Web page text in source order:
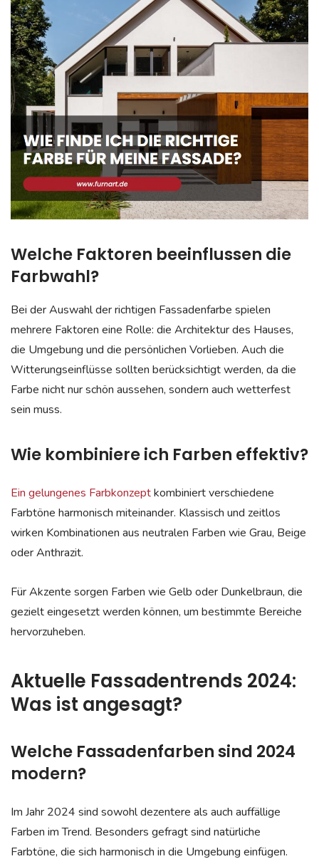
Welche Faktoren beeinflussen die
Farbwahl?
Bei der Auswahl der richtigen Fassadenfarbe spielen
mehrere Faktoren eine Rolle: die Architektur des Hauses,
die Umgebung und die persönlichen Vorlieben. Auch die
Witterungseinflüsse sollten berücksichtigt werden, da die
Farbe nicht nur schön aussehen, sondern auch wetterfest
sein muss.
Wie kombiniere ich Farben effektiv?
Ein gelungenes Farbkonzeptkombiniert verschiedene
Farbtöne harmonisch miteinander. Klassisch und zeitlos
wirken Kombinationen aus neutralen Farben wie Grau, Beige
oder Anthrazit.
Für Akzente sorgen Farben wie Gelb oder Dunkelbraun, die
gezielt eingesetzt werden können, um bestimmte Bereiche
hervorzuheben.
Aktuelle Fassadentrends 2024:
Was ist angesagt?
Welche Fassadenfarben sind 2024
modern?
Im Jahr 2024 sind sowohl dezentere als auch auffällige
Farben im Trend. Besonders gefragt sind natürliche
Farbtöne, die sich harmonisch in die Umgebung einfügen.